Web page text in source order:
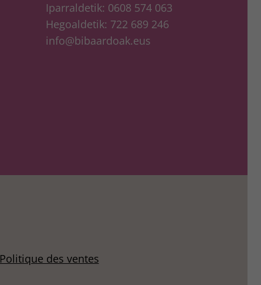
Iparraldetik: 0608 574 063
Hegoaldetik: 722 689 246
info@bibaardoak.eus
Politique des ventes